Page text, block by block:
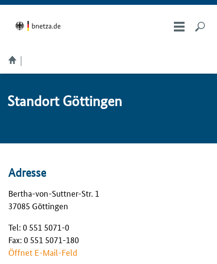
Stand­ort Göt­tin­gen
Adresse
Bertha-von-Suttner-Str. 1
37085 Göttingen
Tel: 0 551 5071-0
Fax: 0 551 5071-180
Öffnet E-Mail-Feld